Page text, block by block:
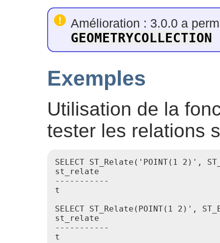
Amélioration : 3.0.0 a
GEOMETRYCOLLECTION
Exemples
Utilisation de la
tester les relations
SELECT ST_Relate('POINT(1 2)',
st_relate
-----------
t
SELECT ST_Relate(POINT(1 2)',
st_relate
-----------